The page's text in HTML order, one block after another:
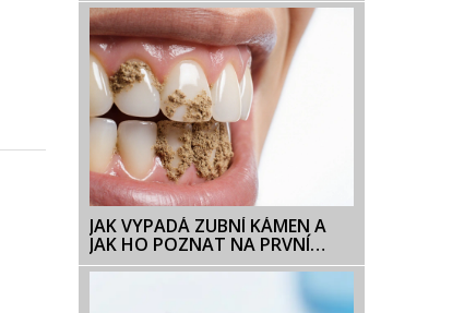
JAK VYPADÁ ZUBNÍ KÁMEN A
JAK HO POZNAT NA PRVNÍ
POHLED